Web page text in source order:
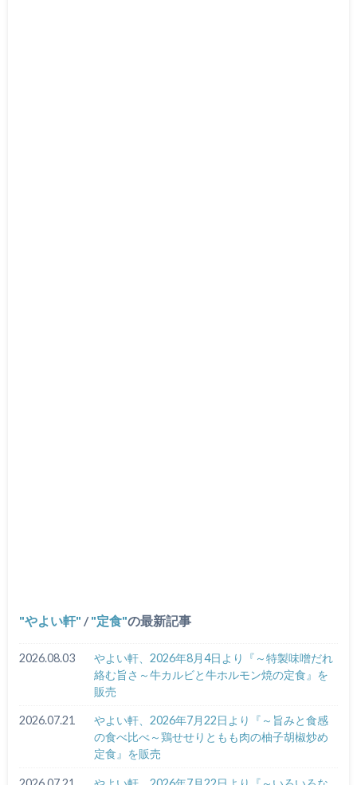
やよい軒 / 定食 の最新記事
2026.08.03
やよい軒、2026年8月4日より『～特製味噌だれ
絡む旨さ～牛カルビと牛ホルモン焼の定食』を
販売
2026.07.21
やよい軒、2026年7月22日より『～旨みと食感
の食べ比べ～鶏せせりともも肉の柚子胡椒炒め
定食』を販売